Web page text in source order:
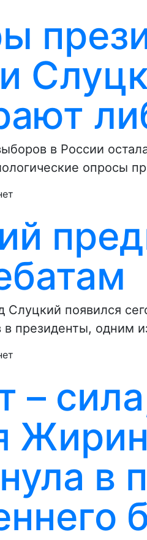
в России
опросы
появился
в президенты, одним
–
в